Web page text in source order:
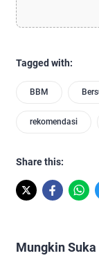
Tagged with:
BBM
rekomendasi
Share this:
Mungkin Suka